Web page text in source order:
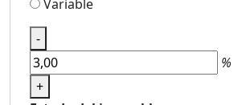
Variable
-
%
+